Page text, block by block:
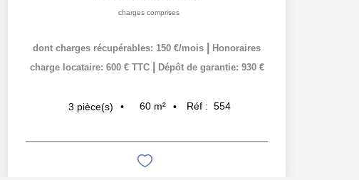
charges comprises
dont charges récupérables: 150 €/mois
Honoraires
charge locataire: 600 € TTC
Dépôt de garantie: 930 €
3 pièce(s) 60 m² Réf : 554